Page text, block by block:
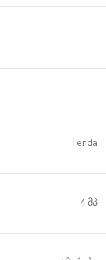
Tenda
4 მპ